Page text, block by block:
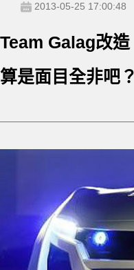
2013-05-25 17:00:48
Team Galag改
算是面目全非吧